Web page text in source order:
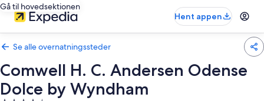
Gå til hovedsektionen
Hent appen
Se alle overnatningssteder
Comwell H. C. Andersen Odense
Dolce by Wyndham